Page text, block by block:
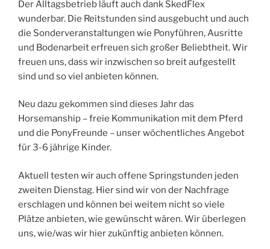
Der Alltagsbetrieb läuft auch dank SkedFlex
wunderbar. Die Reitstunden sind ausgebucht und auch
die Sonderveranstaltungen wie Ponyführen, Ausritte
und Bodenarbeit erfreuen sich großer Beliebtheit. Wir
freuen uns, dass wir inzwischen so breit aufgestellt
sind und so viel anbieten können.
Neu dazu gekommen sind dieses Jahr das
Horsemanship – freie Kommunikation mit dem Pferd
und die PonyFreunde – unser wöchentliches Angebot
für 3-6 jährige Kinder.
Aktuell testen wir auch offene Springstunden jeden
zweiten Dienstag. Hier sind wir von der Nachfrage
erschlagen und können bei weitem nicht so viele
Plätze anbieten, wie gewünscht wären. Wir überlegen
uns, wie/was wir hier zukünftig anbieten können.